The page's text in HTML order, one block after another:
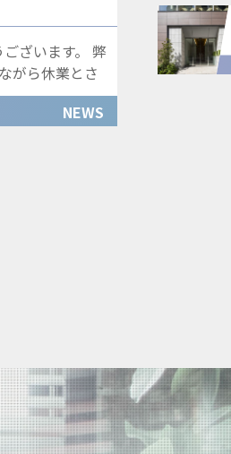
ざいます。 弊
がら休業とさ
内■ ８月７日
NEWS